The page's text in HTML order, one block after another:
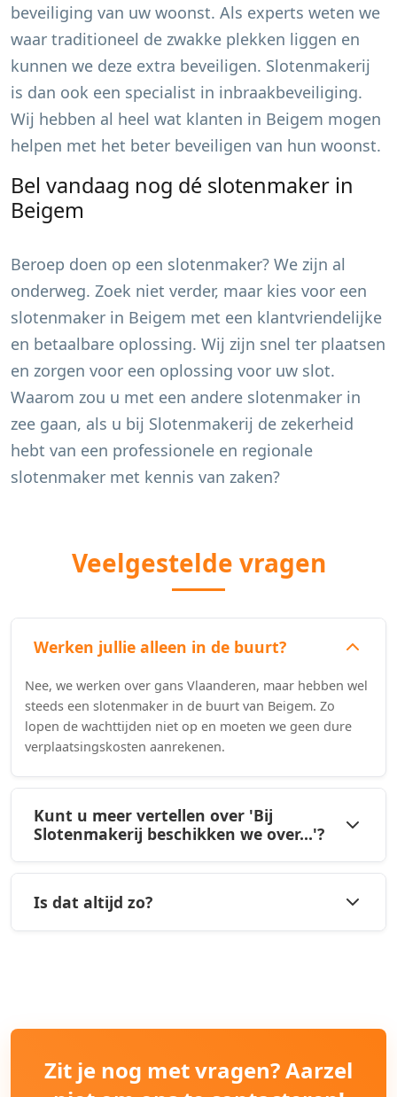
beveiliging van uw woonst. Als experts weten we
waar traditioneel de zwakke plekken liggen en
kunnen we deze extra beveiligen. Slotenmakerij
is dan ook een specialist in inbraakbeveiliging.
Wij hebben al heel wat klanten in Beigem mogen
helpen met het beter beveiligen van hun woonst.
Bel vandaag nog dé slotenmaker in
Beigem
Beroep doen op een slotenmaker? We zijn al
onderweg. Zoek niet verder, maar kies voor een
slotenmaker in Beigem met een klantvriendelijke
en betaalbare oplossing. Wij zijn snel ter plaatsen
en zorgen voor een oplossing voor uw slot.
Waarom zou u met een andere slotenmaker in
zee gaan, als u bij Slotenmakerij de zekerheid
hebt van een professionele en regionale
slotenmaker met kennis van zaken?
Veelgestelde vragen
Werken jullie alleen in de buurt?
Nee, we werken over gans Vlaanderen, maar hebben wel
steeds een slotenmaker in de buurt van Beigem. Zo
lopen de wachttijden niet op en moeten we geen dure
verplaatsingskosten aanrekenen.
Kunt u meer vertellen over 'Bij
Slotenmakerij beschikken we over...'?
Is dat altijd zo?
Zit je nog met vragen? Aarzel